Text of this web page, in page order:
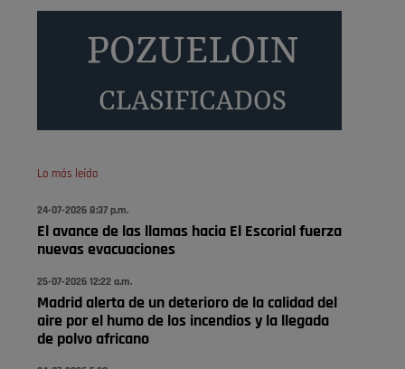
Pozuelo desbloquea
definitivamente Huerta
Grande: las obras …
También pienso que si no fuéramos tan sucios no haría
Pozuelo de Alarcón
Quejas por el deterioro de
la limpieza …
Senado, en la Policía o en la politica
Pozuelo de Alarcón
🔴 EXCLUSIVA | El comisario
de la …
Lo más leído
24-07-2026 8:37 p.m.
El avance de las llamas hacia El Escorial fuerza
nuevas evacuaciones
25-07-2026 12:22 a.m.
Madrid alerta de un deterioro de la calidad del
aire por el humo de los incendios y la llegada
de polvo africano